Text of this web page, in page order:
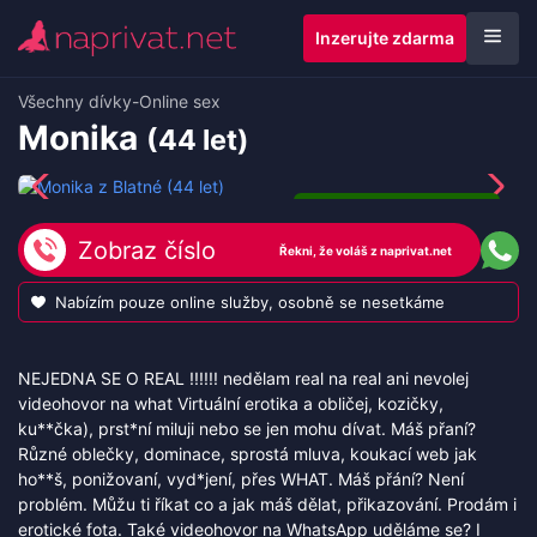
Inzerujte zdarma
Všechny dívky-Online sex
Monika (44 let)
Nabízím pouze online služby, osobně se nesetkáme
NEJEDNA SE O REAL !!!!!! nedělam real na real ani nevolej
videohovor na what Virtuální erotika a obličej, kozičky,
ku**čka), prst*ní miluji nebo se jen mohu dívat. Máš přaní?
Různé oblečky, dominace, sprostá mluva, koukací web jak
ho**š, ponižovaní, vyd*jení, přes WHAT. Máš přání? Není
problém. Můžu ti říkat co a jak máš dělat, přikazování. Prodám i
erotické fota. Také videohovor na WhatsApp uděláme se? I
Zobraz číslo